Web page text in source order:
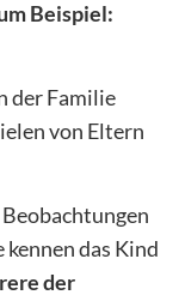
Beispiel:
der Familie
von Eltern
das Kind
der